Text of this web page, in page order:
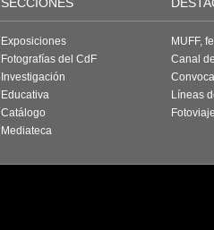
Exposiciones
Fotografías del CdF
Investigación
Educativa
Catálogo
Mediateca
MUFF,
Canal
Líneas